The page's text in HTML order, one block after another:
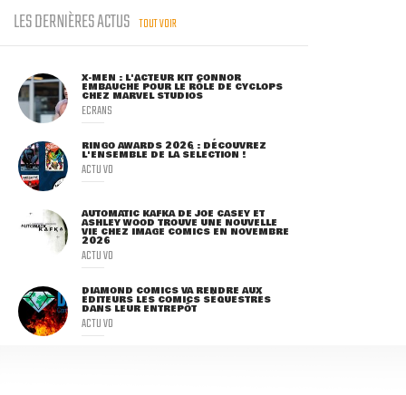
LES DERNIÈRES ACTUS TOUT VOIR
X-MEN : L'ACTEUR KIT CONNOR
EMBAUCHÉ POUR LE RÔLE DE CYCLOPS
CHEZ MARVEL STUDIOS
ECRANS
RINGO AWARDS 2026 : DÉCOUVREZ
L'ENSEMBLE DE LA SÉLECTION !
ACTU VO
AUTOMATIC KAFKA DE JOE CASEY ET
ASHLEY WOOD TROUVE UNE NOUVELLE
VIE CHEZ IMAGE COMICS EN NOVEMBRE
2026
ACTU VO
DIAMOND COMICS VA RENDRE AUX
ÉDITEURS LES COMICS SÉQUESTRÉS
DANS LEUR ENTREPÔT
ACTU VO